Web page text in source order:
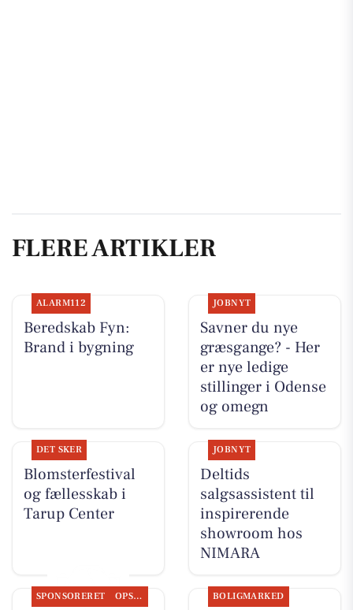
FLERE ARTIKLER
ALARM112
Beredskab Fyn:
Brand i bygning
JOBNYT
Savner du nye
græsgange? - Her
er nye ledige
stillinger i Odense
og omegn
DET SKER
Blomsterfestival
og fællesskab i
Tarup Center
JOBNYT
Deltids
salgsassistent til
inspirerende
showroom hos
NIMARA
SPONSORERET OPSLAGSTAVLEN BOLIGMARKED